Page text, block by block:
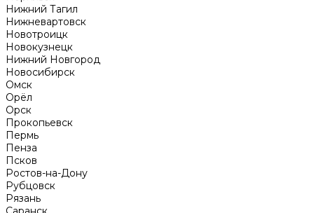
Нижний Тагил
Нижневартовск
Новотроицк
Новокузнецк
Нижний Новгород
Новосибирск
Омск
Орёл
Орск
Прокопьевск
Пермь
Пенза
Псков
Ростов-на-Дону
Рубцовск
Рязань